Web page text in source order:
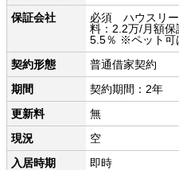
保証会社
必須 ハウスリー
料：2.2万/月額
5.5％ ※ペット可
契約形態
普通借家契約
期間
契約期間：2年
更新料
無
現況
空
入居時期
即時